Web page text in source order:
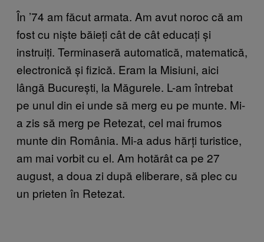
În ’74 am făcut armata. Am avut noroc că am
fost cu niște băieți cât de cât educați și
instruiți. Terminaseră automatică, matematică,
electronică și fizică. Eram la Misiuni, aici
lângă București, la Măgurele. L-am întrebat
pe unul din ei unde să merg eu pe munte. Mi-
a zis să merg pe Retezat, cel mai frumos
munte din România. Mi-a adus hărți turistice,
am mai vorbit cu el. Am hotărât ca pe 27
august, a doua zi după eliberare, să plec cu
un prieten în Retezat.